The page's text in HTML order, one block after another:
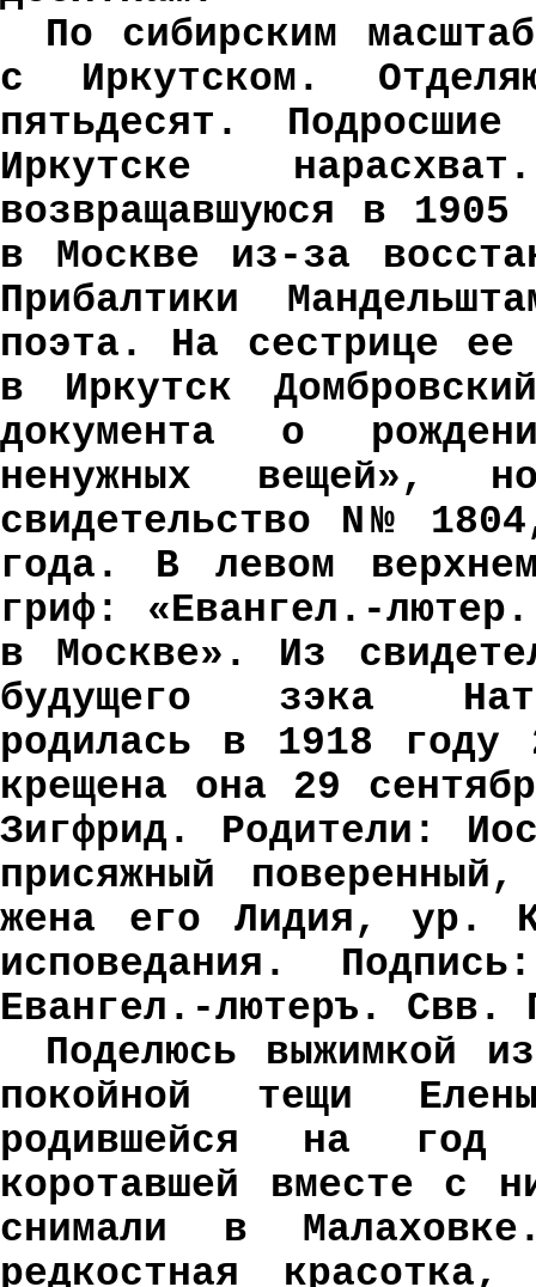
По сибирским
с Иркутском.
пятьдесят.
Иркутске
возвращавшуюся в
в Москве из-за
Прибалтики
поэта. На сестрице ее
в Иркутск
документа о
ненужных вещей»,
свидетельство N№
года. В левом
гриф: «Евангел.-
в Москве». Из
будущего зэка
родилась в 1918
крещена она 29
Зигфрид. Родители:
присяжный
жена его Лидия, ур.
исповедания.
Евангел.-лютеръ. Свв.
Поделюсь выжимкой
покойной тещи
родившейся на
коротавшей вместе с
снимали в
редкостная